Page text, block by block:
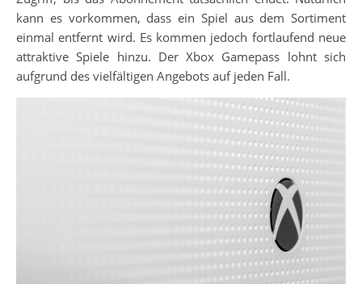
kann es vorkommen, dass ein Spiel aus dem Sortiment
einmal entfernt wird. Es kommen jedoch fortlaufend neue
attraktive Spiele hinzu. Der Xbox Gamepass lohnt sich
aufgrund des vielfältigen Angebots auf jeden Fall.